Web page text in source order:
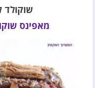
שוקולד
מאפינס